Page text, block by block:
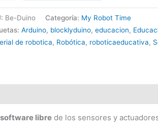
Be-Duino Categoría: My Robot Time
Arduino, blocklyduino,educacion,
de robotica, Robótica, roboticaeducativa,
software libre de los sensores y